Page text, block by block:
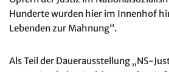
Hunderte wurden hier im Innenhof
Lebenden zur Mahnung“.
Als Teil der Dauerausstellung „NS-